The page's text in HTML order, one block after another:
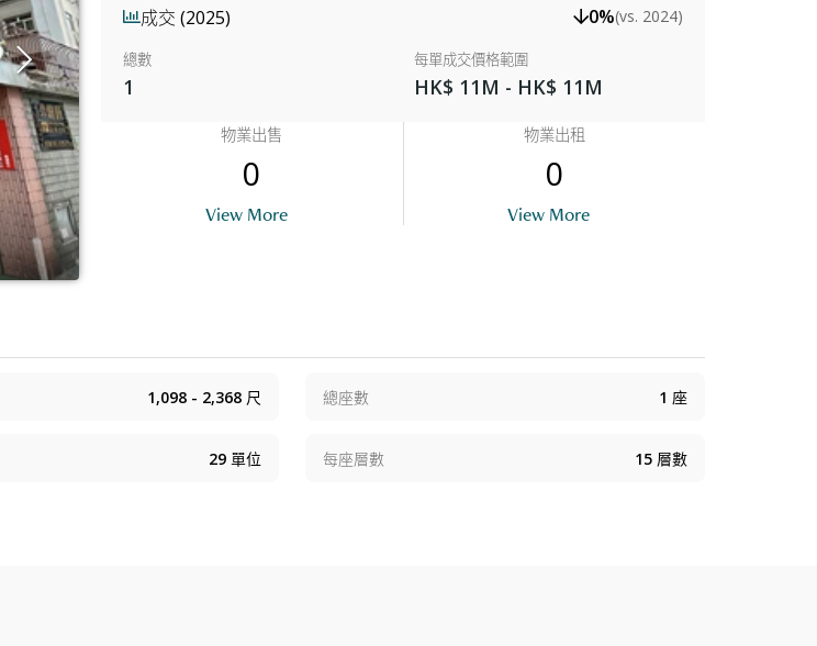
成交 (2025) 0%(vs. 2024)
總數
1
每單成交價格範圍
HK$ 11M - HK$ 11M
物業出售
0
View More
物業出租
0
View More
1,098 - 2,368 尺 總座數 1 座
29 單位 每座層數 15 層數